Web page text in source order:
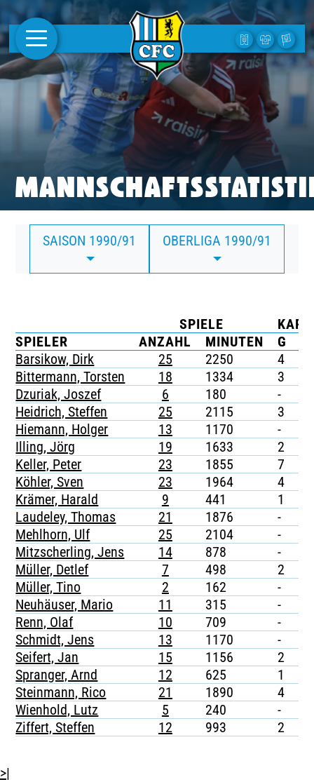
AKTUELLES
1. MANNSCHAFT
FRAUEN
CAMPUS
CLUB
CLUBMITGLIEDSCHAFT
BUSINESS
TICKETING
SAISON 1990/91 OBERLIGA 1990/91
SPIELE
SPIELER
ANZAHL MINUTEN G
Barsikow, Dirk
25 2250 4
Bittermann, Torsten
18 1334 3
Dzuriak, Joszef
6 180 -
Heidrich, Steffen
25 2115 3
Hiemann, Holger
13 1170 -
Illing, Jörg
19 1633 2
Keller, Peter
23 1855 7
Köhler, Sven
23 1964 4
Krämer, Harald
9 441 1
Laudeley, Thomas
21 1876 -
Mehlhorn, Ulf
25 2104 -
Mitzscherling, Jens
14 878 -
Müller, Detlef
7 498 2
Müller, Tino
2 162 -
Neuhäuser, Mario
11 315 -
Renn, Olaf
10 709 -
Schmidt, Jens
13 1170 -
Seifert, Jan
15 1156 2
Spranger, Arnd
12 625 1
Steinmann, Rico
21 1890 4
Wienhold, Lutz
5 240 -
Ziffert, Steffen
12 993 2
>|